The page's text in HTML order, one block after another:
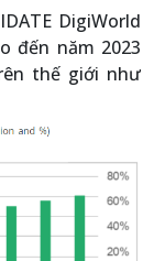
DigiWorld
đến năm 2023
thế giới như